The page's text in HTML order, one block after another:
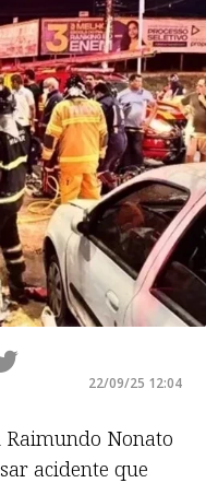
22/09/25 12:04
Raimundo Nonato
acidente que